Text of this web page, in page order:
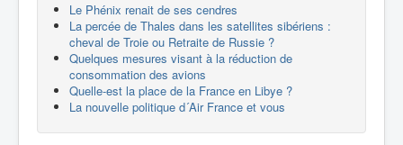
DronesLe Phénix renait de ses cendres
La percée de Thales dans les satellites sibériens :
cheval de Troie ou Retraite de Russie ?
Quelques mesures visant à la réduction de
consommation des avions
Quelle-est la place de la France en Libye ?
La nouvelle politique d´Air France et vous